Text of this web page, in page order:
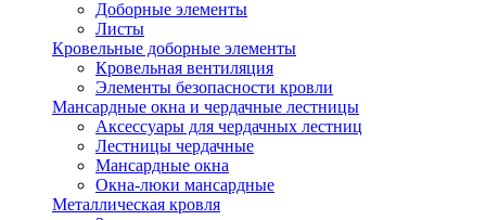
Доборные элементы
Листы
Кровельные доборные элементы
Кровельная вентиляция
Элементы безопасности кровли
Мансардные окна и чердачные лестницы
Аксессуары для чердачных лестниц
Лестницы чердачные
Мансардные окна
Окна-люки мансардные
Металлическая кровля